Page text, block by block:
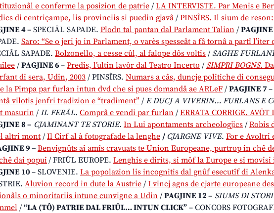
e conferme la posizion de patrie / LA INTERVISTE. Par Menis e
di centriçampe, lis provinciis si puedin gjavâ / PINSÎRS. Il sium de
4 –SPECIÂL SAPADE. Plodn tal pantan dal Parlament Talian / PAGJINE
Saro: “Se o jeri jo in Parlament, o varès spesseât a fâ tornâ a partî l’iter
SAPADE. Bolzonello, a cesse cûl, al falope dôs voltis / SAGHE
/ PAGJINE 6– Predis, l’ultin lavôr dal Teatro Incerto / SIMPRI BOGNS.
di sera, Udin, 2003 / PINSÎRS. Numars a câs, duncje politiche di
la Pimpa par furlan intun dvd che si pues domandâ ae ARLeF / PAGJINE 7
vilotis jenfri tradizion e “tradiment” / E DUCJ A VIVERIN… FURLANS E
masurin / IL FERÂL. Comprâ e vendi par furlan / ERRATA CORRIGE. AVÔT
8 – CJAMINANT TE STORIE. In Lui apontaments archeologjics / Robis
altri mont / Il Cirf al à fotografade la lenghe / CJARGNE VIVE. For e Avoltri
9 – Benvignûts ai amîs cravuats te Union Europeane, purtrop in chê
dai popui / FRIÛL EUROPE. Lenghis e dirits, si môf la Europe e si movisi
10– SLOVENIE. La popolazion lis incognitis dal gnûf esecutîf di
Aluvion record in dute la Austrie / I vincj agns de cjarte europeane
o minoritariis intune cunvigne a Udin / PAGJINE 12 – SIUMS DI
/ “LA (TÔ) PATRIE DAL FRIÛL… INTUN CLICK” – CONCORS